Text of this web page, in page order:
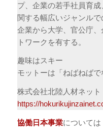
プ、企業の若手社員育
関する幅広いジャンルで
企業から大学、官公庁
トワークを有する。
趣味はスキー
モットーは「ねばねばで
株式会社北陸人材ネット
https://
協働日本事業については